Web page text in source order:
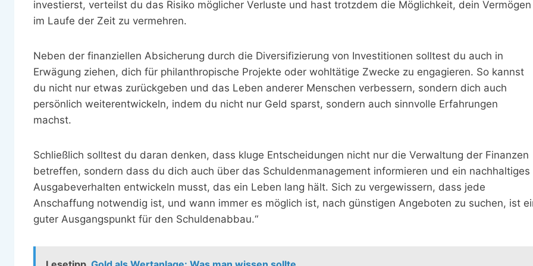
investierst, verteilst du das Risiko möglicher Verluste und hast trotzdem die Möglichkeit, dein Vermögen
im Laufe der Zeit zu vermehren.
Neben der finanziellen Absicherung durch die Diversifizierung von Investitionen solltest du auch in
Erwägung ziehen, dich für philanthropische Projekte oder wohltätige Zwecke zu engagieren. So kannst
du nicht nur etwas zurückgeben und das Leben anderer Menschen verbessern, sondern dich auch
persönlich weiterentwickeln, indem du nicht nur Geld sparst, sondern auch sinnvolle Erfahrungen
machst.
Schließlich solltest du daran denken, dass kluge Entscheidungen nicht nur die Verwaltung der Finanzen
betreffen, sondern dass du dich auch über das Schuldenmanagement informieren und ein nachhaltiges
Ausgabeverhalten entwickeln musst, das ein Leben lang hält. Sich zu vergewissern, dass jede
Anschaffung notwendig ist, und wann immer es möglich ist, nach günstigen Angeboten zu suchen, ist
guter Ausgangspunkt für den Schuldenabbau.“